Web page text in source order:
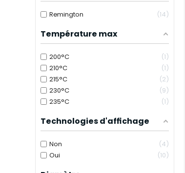
Remington 14
Température max
200°C
1
210°C
1
215°C
2
230°C
9
235°C
1
Technologies d'affichage
Non
4
Oui
10